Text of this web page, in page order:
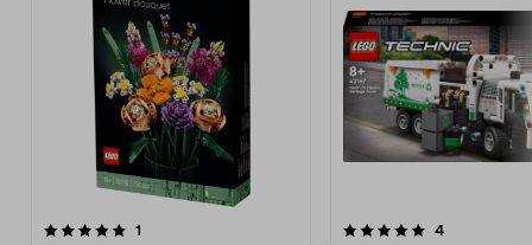
1
5.0 av 5 stjärnor 4recensioner
0.0 av 5 stjärnor